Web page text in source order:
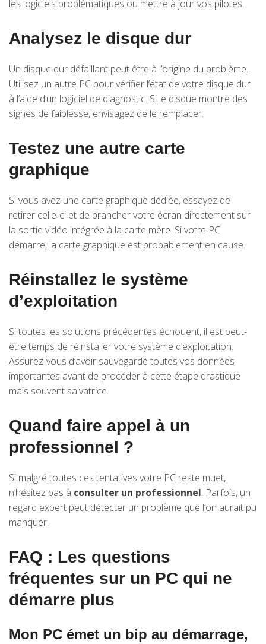
les logiciels problématiques ou mettre à jour vos pilotes.
Analysez le disque dur
Un disque dur défaillant peut être à l’origine du problème.
Utilisez un autre PC pour vérifier l’état de votre disque dur
à l’aide d’un logiciel de diagnostic. Si le disque montre des
signes de faiblesse, envisagez de le remplacer.
Testez une autre carte
graphique
Si vous avez une carte graphique dédiée, essayez de
retirer celle-ci et de brancher votre écran directement sur
la sortie vidéo intégrée à la carte mère. Si votre PC
démarre, la carte graphique est probablement en cause.
Réinstallez le système
d’exploitation
Si toutes les solutions précédentes échouent, il est peut-
être temps de réinstaller votre système d’exploitation.
Assurez-vous d’avoir sauvegardé toutes vos données
importantes avant de procéder à cette étape drastique
mais souvent salvatrice.
Quand faire appel à un
professionnel ?
Si malgré toutes ces tentatives votre PC reste muet,
n’hésitez pas à consulter un professionnel. Parfois, un
regard expert peut détecter un problème que l’on aurait pu
manquer.
FAQ : Les questions
fréquentes sur un PC qui ne
démarre plus
Mon PC émet un bip au démarrage,